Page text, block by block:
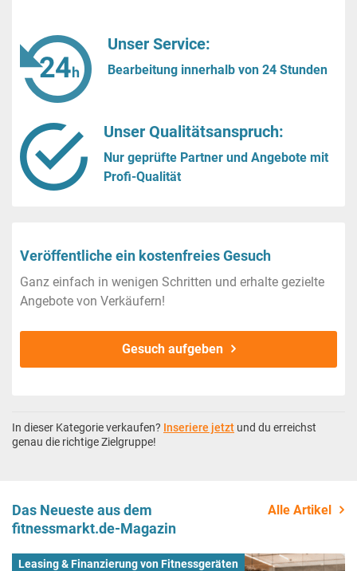
Unser Service:
Bearbeitung innerhalb von 24 Stunden
Unser Qualitätsanspruch:
Nur geprüfte Partner und Angebote mit
Profi-Qualität
Veröffentliche ein kostenfreies Gesuch
Ganz einfach in wenigen Schritten und erhalte gezielte
Angebote von Verkäufern!
Gesuch aufgeben
In dieser Kategorie verkaufen? Inseriere jetzt und du erreichst
genau die richtige Zielgruppe!
Das Neueste aus dem
fitnessmarkt.de-Magazin
Alle Artikel
Leasing & Finanzierung von Fitnessgeräten